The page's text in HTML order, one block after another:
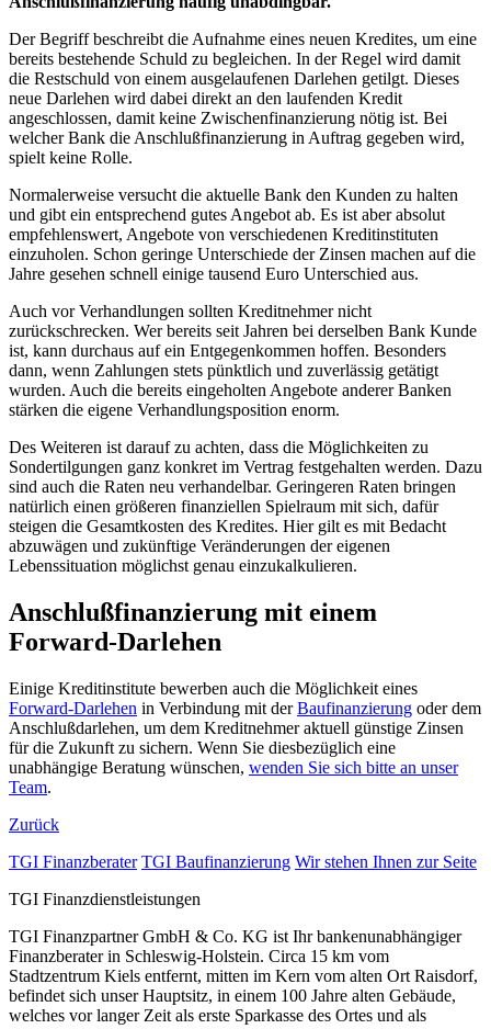
Der Begriff beschreibt die Aufnahme eines neuen Kredites, um eine
bereits bestehende Schuld zu begleichen. In der Regel wird damit
die Restschuld von einem ausgelaufenen Darlehen getilgt. Dieses
neue Darlehen wird dabei direkt an den laufenden Kredit
angeschlossen, damit keine Zwischenfinanzierung nötig ist. Bei
welcher Bank die Anschlußfinanzierung in Auftrag gegeben wird,
spielt keine Rolle.
Normalerweise versucht die aktuelle Bank den Kunden zu halten
und gibt ein entsprechend gutes Angebot ab. Es ist aber absolut
empfehlenswert, Angebote von verschiedenen Kreditinstituten
einzuholen. Schon geringe Unterschiede der Zinsen machen auf die
Jahre gesehen schnell einige tausend Euro Unterschied aus.
Auch vor Verhandlungen sollten Kreditnehmer nicht
zurückschrecken. Wer bereits seit Jahren bei derselben Bank Kunde
ist, kann durchaus auf ein Entgegenkommen hoffen. Besonders
dann, wenn Zahlungen stets pünktlich und zuverlässig getätigt
wurden. Auch die bereits eingeholten Angebote anderer Banken
stärken die eigene Verhandlungsposition enorm.
Des Weiteren ist darauf zu achten, dass die Möglichkeiten zu
Sondertilgungen ganz konkret im Vertrag festgehalten werden. Dazu
sind auch die Raten neu verhandelbar. Geringeren Raten bringen
natürlich einen größeren finanziellen Spielraum mit sich, dafür
steigen die Gesamtkosten des Kredites. Hier gilt es mit Bedacht
abzuwägen und zukünftige Veränderungen der eigenen
Lebenssituation möglichst genau einzukalkulieren.
Anschlußfinanzierung mit einem
Forward-Darlehen
Einige Kreditinstitute bewerben auch die Möglichkeit eines
Forward-Darlehen in Verbindung mit derBaufinanzierung oder dem
Anschlußdarlehen, um dem Kreditnehmer aktuell günstige Zinsen
für die Zukunft zu sichern. Wenn Sie diesbezüglich eine
unabhängige Beratung wünschen, wenden Sie sich bitte an unser
Team.
Zurück
TGI Finanzberater TGI Baufinanzierung Wir stehen Ihnen zur Seite
TGI Finanzdienstleistungen
TGI Finanzpartner GmbH & Co. KG ist Ihr bankenunabhängiger
Finanzberater in Schleswig-Holstein. Circa 15 km vom
Stadtzentrum Kiels entfernt, mitten im Kern vom alten Ort Raisdorf,
befindet sich unser Hauptsitz, in einem 100 Jahre alten Gebäude,
welches vor langer Zeit als erste Sparkasse des Ortes und als